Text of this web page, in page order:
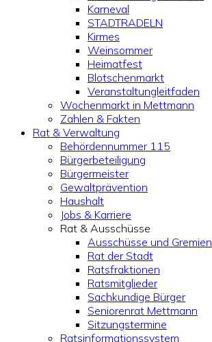
Karneval
STADTRADELN
Kirmes
Weinsommer
Heimatfest
Blotschenmarkt
Veranstaltungleitfaden
Wochenmarkt in Mettmann
Zahlen & Fakten
Rat & Verwaltung
Behördennummer 115
Bürgerbeteiligung
Bürgermeister
Gewaltprävention
Haushalt
Jobs & Karriere
Rat & Ausschüsse
Ausschüsse und Gremien
Rat der Stadt
Ratsfraktionen
Ratsmitglieder
Sachkundige Bürger
Seniorenrat Mettmann
Sitzungstermine
Ratsinformationssystem